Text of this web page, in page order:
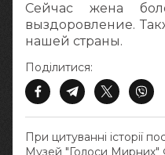
Сейчас жена
выздоровление.
нашей страны.
При цитуванні історії
Музей "Голоси Мирних"
Поділитися: